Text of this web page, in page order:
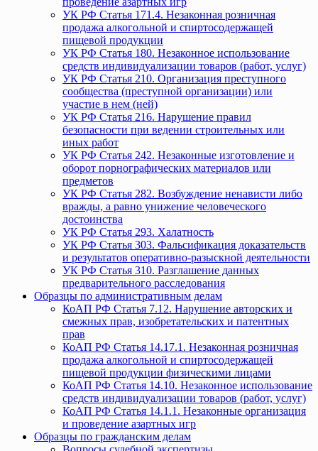
УК РФ Статья 171.4. Незаконная розничная
продажа алкогольной и спиртосодержащей
пищевой продукции
УК РФ Статья 180. Незаконное использование
средств индивидуализации товаров (работ, услуг)
УК РФ Статья 210. Организация преступного
сообщества (преступной организации) или
участие в нем (ней)
УК РФ Статья 216. Нарушение правил
безопасности при ведении строительных или
иных работ
УК РФ Статья 242. Незаконные изготовление и
оборот порнографических материалов или
предметов
УК РФ Статья 282. Возбуждение ненависти либо
вражды, а равно унижение человеческого
достоинства
УК РФ Статья 293. Халатность
УК РФ Статья 303. Фальсификация доказательств
и результатов оперативно-разыскной деятельности
УК РФ Статья 310. Разглашение данных
предварительного расследования
Образцы по административным делам
КоАП РФ Статья 7.12. Нарушение авторских и
смежных прав, изобретательских и патентных
прав
КоАП РФ Статья 14.17.1. Незаконная розничная
продажа алкогольной и спиртосодержащей
пищевой продукции физическими лицами
КоАП РФ Статья 14.10. Незаконное использование
средств индивидуализации товаров (работ, услуг)
КоАП РФ Статья 14.1.1. Незаконные организация
и проведение азартных игр
Образцы по гражданским делам